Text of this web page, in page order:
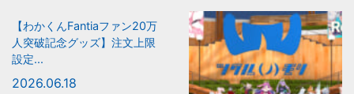
【わかくんFantiaファン20万
人突破記念グッズ】注文上限
設定...
2026.06.18